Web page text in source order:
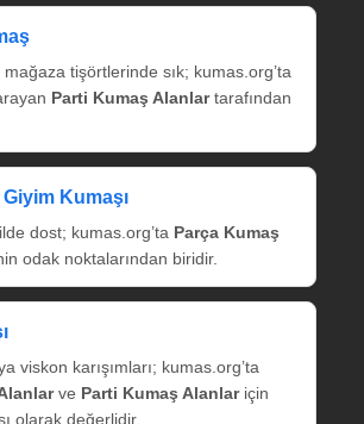
tişörtlerinde sık; kumas.org’ta
Parti Kumaş Alanlartarafından
Giyim Kumaşı
dost; kumas.org’ta Parça Kumaş
odak noktalarından biridir.
viskon karışımları; kumas.org’ta
ve Parti Kumaş Alanlariçin
olarak değerlidir.